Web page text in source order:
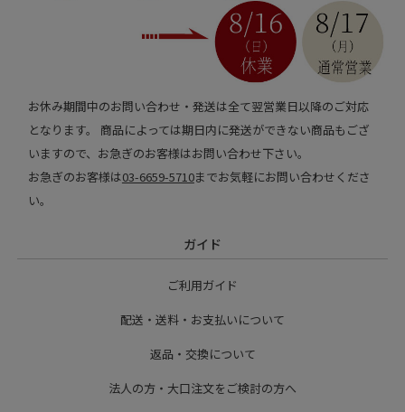
お休み期間中のお問い合わせ・発送は全て翌営業日以降のご対応
となります。 商品によっては期日内に発送ができない商品もござ
いますので、お急ぎのお客様はお問い合わせ下さい。
お急ぎのお客様は03-6659-5710までお気軽にお問い合わせくださ
い。
ガイド
ご利用ガイド
配送・送料・お支払いについて
返品・交換について
法人の方・大口注文をご検討の方へ